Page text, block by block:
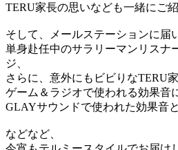
TERU家長の思いなども一緒にご紹
そして、メールステーションに届
単身赴任中のサラリーマンリスナ
ジ、
さらに、意外にもビビりなTERU
ゲーム＆ラジオで使われる効果音
GLAYサウンドで使われた効果音
などなど、